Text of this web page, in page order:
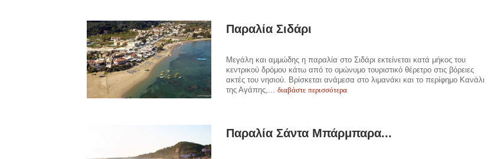
Παραλία Σιδάρι
Μεγάλη και αμμώδης η παραλία στο Σιδάρι εκτείνεται κατά μήκος του
κεντρικού δρόμου κάτω από το ομώνυμο τουριστικό θέρετρο στις βόρειες
ακτές του νησιού. Βρίσκεται ανάμεσα στο λιμανάκι και το περίφημο Κανάλι
της Αγάπης,...διαβάστε περισσότερα
Παραλία Σάντα Μπάρμπαρα...